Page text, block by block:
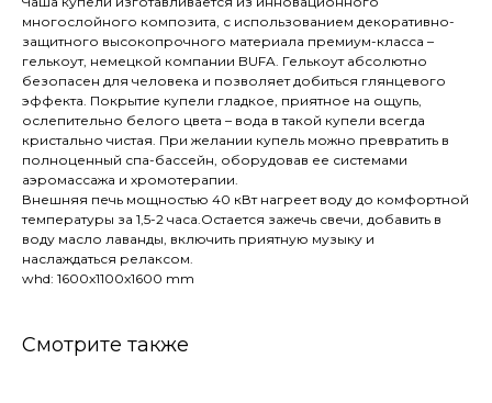
многослойного композита, с использованием декоративно-
защитного высокопрочного материала премиум-класса –
гелькоут, немецкой компании BUFA. Гелькоут абсолютно
безопасен для человека и позволяет добиться глянцевого
эффекта. Покрытие купели гладкое, приятное на ощупь,
ослепительно белого цвета – вода в такой купели всегда
кристально чистая. При желании купель можно превратить в
полноценный спа-бассейн, оборудовав ее системами
аэромассажа и хромотерапии.
Внешняя печь мощностью 40 кВт нагреет воду до комфортной
температуры за 1,5-2 часа.Остается зажечь свечи, добавить в
воду масло лаванды, включить приятную музыку и
наслаждаться релаксом.
whd: 1600x1100x1600 mm
Смотрите также